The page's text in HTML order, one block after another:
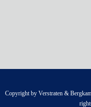
Copyright by Verstraten &